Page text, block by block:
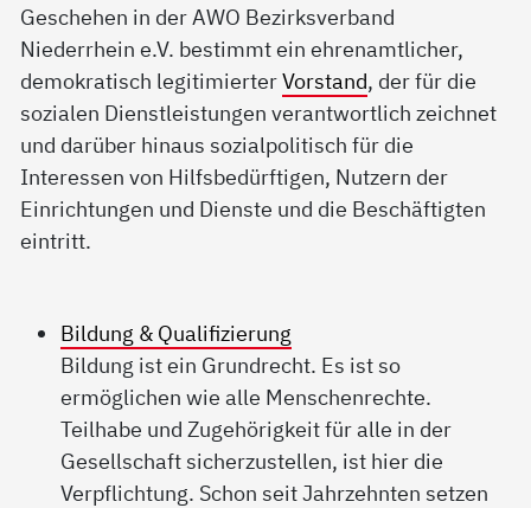
Geschehen in der AWO Bezirksverband
Niederrhein e.V. bestimmt ein ehrenamtlicher,
demokratisch legitimierterVorstand, der für die
sozialen Dienstleistungen verantwortlich zeichnet
und darüber hinaus sozialpolitisch für die
Interessen von Hilfsbedürftigen, Nutzern der
Einrichtungen und Dienste und die Beschäftigten
eintritt.
Bildung & Qualifizierung
Bildung ist ein Grundrecht. Es ist so
ermöglichen wie alle Menschenrechte.
Teilhabe und Zugehörigkeit für alle in der
Gesellschaft sicherzustellen, ist hier die
Verpflichtung. Schon seit Jahrzehnten setzen